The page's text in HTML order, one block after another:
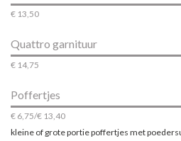
€ 13,50
Quattro garnituur
€ 14,75
Poffertjes
€ 6,75/€ 13,40
kleine of grote portie poffertjes met